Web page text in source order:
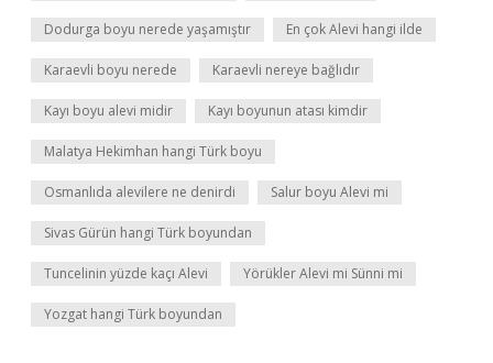
Dodurga boyu nerede yaşamıştır En çok Alevi hangi ilde
Karaevli boyu nerede Karaevli nereye bağlıdır
Kayı boyu alevi midir Kayı boyunun atası kimdir
Malatya Hekimhan hangi Türk boyu
Osmanlıda alevilere ne denirdi Salur boyu Alevi mi
Sivas Gürün hangi Türk boyundan
Tuncelinin yüzde kaçı Alevi Yörükler Alevi mi Sünni mi
Yozgat hangi Türk boyundan